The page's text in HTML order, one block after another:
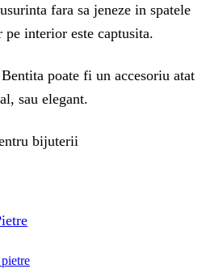
fara sa jeneze in spatele
interior este captusita.
poate fi un accesoriu atat
sau elegant.
bijuterii